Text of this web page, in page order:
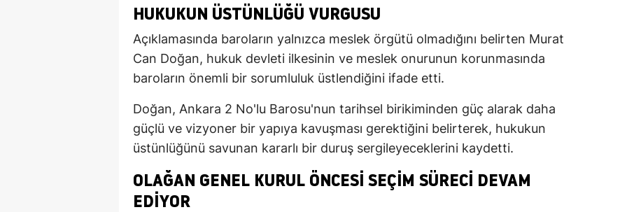
HUKUKUN ÜSTÜNLÜĞÜ VURGUSU
Açıklamasında baroların yalnızca meslek örgütü olmadığını belirten Murat
Can Doğan, hukuk devleti ilkesinin ve meslek onurunun korunmasında
baroların önemli bir sorumluluk üstlendiğini ifade etti.
Doğan, Ankara 2 No'lu Barosu'nun tarihsel birikiminden güç alarak daha
güçlü ve vizyoner bir yapıya kavuşması gerektiğini belirterek, hukukun
üstünlüğünü savunan kararlı bir duruş sergileyeceklerini kaydetti.
OLAĞAN GENEL KURUL ÖNCESI SEÇIM SÜRECI DEVAM
EDIYOR